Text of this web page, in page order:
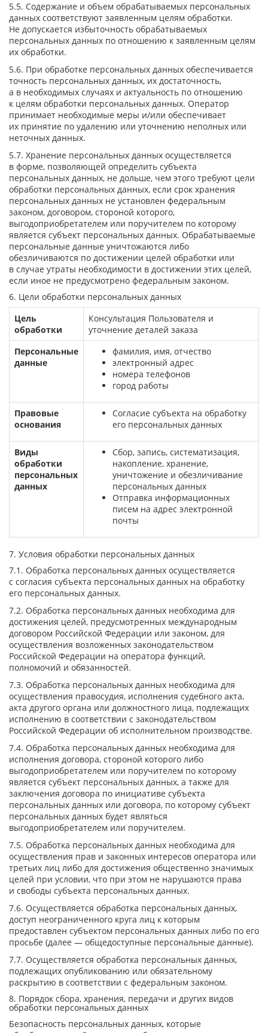
5.5. Содержание и объем обрабатываемых персональных
данных соответствуют заявленным целям обработки.
Не допускается избыточность обрабатываемых
персональных данных по отношению к заявленным целям
их обработки.
5.6. При обработке персональных данных обеспечивается
точность персональных данных, их достаточность,
а в необходимых случаях и актуальность по отношению
к целям обработки персональных данных. Оператор
принимает необходимые меры и/или обеспечивает
их принятие по удалению или уточнению неполных или
неточных данных.
5.7. Хранение персональных данных осуществляется
в форме, позволяющей определить субъекта
персональных данных, не дольше, чем этого требуют цели
обработки персональных данных, если срок хранения
персональных данных не установлен федеральным
законом, договором, стороной которого,
выгодоприобретателем или поручителем по которому
является субъект персональных данных. Обрабатываемые
персональные данные уничтожаются либо
обезличиваются по достижении целей обработки или
в случае утраты необходимости в достижении этих целей,
если иное не предусмотрено федеральным законом.
6. Цели обработки персональных данных
Цель
обработки
Консультация Пользователя и
уточнение деталей заказа
Персональные
данные
фамилия, имя, отчество
электронный адрес
номера телефонов
город работы
Правовые
основания
Согласие субъекта на обработку
его персональных данных
Виды
обработки
персональных
данных
Сбор, запись, систематизация,
накопление, хранение,
уничтожение и обезличивание
персональных данных
Отправка информационных
писем на адрес электронной
почты
7. Условия обработки персональных данных
7.1. Обработка персональных данных осуществляется
с согласия субъекта персональных данных на обработку
его персональных данных.
7.2. Обработка персональных данных необходима для
достижения целей, предусмотренных международным
договором Российской Федерации или законом, для
осуществления возложенных законодательством
Российской Федерации на оператора функций,
полномочий и обязанностей.
7.3. Обработка персональных данных необходима для
осуществления правосудия, исполнения судебного акта,
акта другого органа или должностного лица, подлежащих
исполнению в соответствии с законодательством
Российской Федерации об исполнительном производстве.
7.4. Обработка персональных данных необходима для
исполнения договора, стороной которого либо
выгодоприобретателем или поручителем по которому
является субъект персональных данных, а также для
заключения договора по инициативе субъекта
персональных данных или договора, по которому субъект
персональных данных будет являться
выгодоприобретателем или поручителем.
7.5. Обработка персональных данных необходима для
осуществления прав и законных интересов оператора или
третьих лиц либо для достижения общественно значимых
целей при условии, что при этом не нарушаются права
и свободы субъекта персональных данных.
7.6. Осуществляется обработка персональных данных,
доступ неограниченного круга лиц к которым
предоставлен субъектом персональных данных либо по его
просьбе (далее — общедоступные персональные данные).
7.7. Осуществляется обработка персональных данных,
подлежащих опубликованию или обязательному
раскрытию в соответствии с федеральным законом.
8. Порядок сбора, хранения, передачи и других видов
обработки персональных данных
Безопасность персональных данных, которые